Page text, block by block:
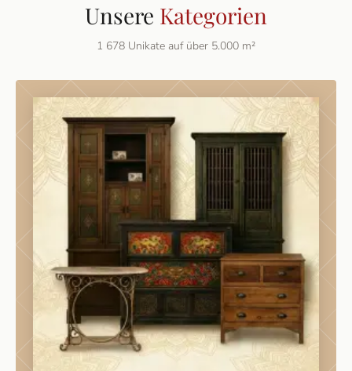
Unsere Kategorien
1 678 Unikate auf über 5.000 m²